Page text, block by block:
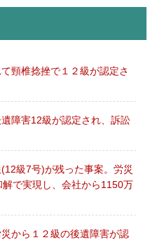
頸椎捻挫で１２級が認定さ
障害12級が認定され、訴訟
級7号)が残った事案。労災
で実現し、会社から1150万
から１２級の後遺障害が認